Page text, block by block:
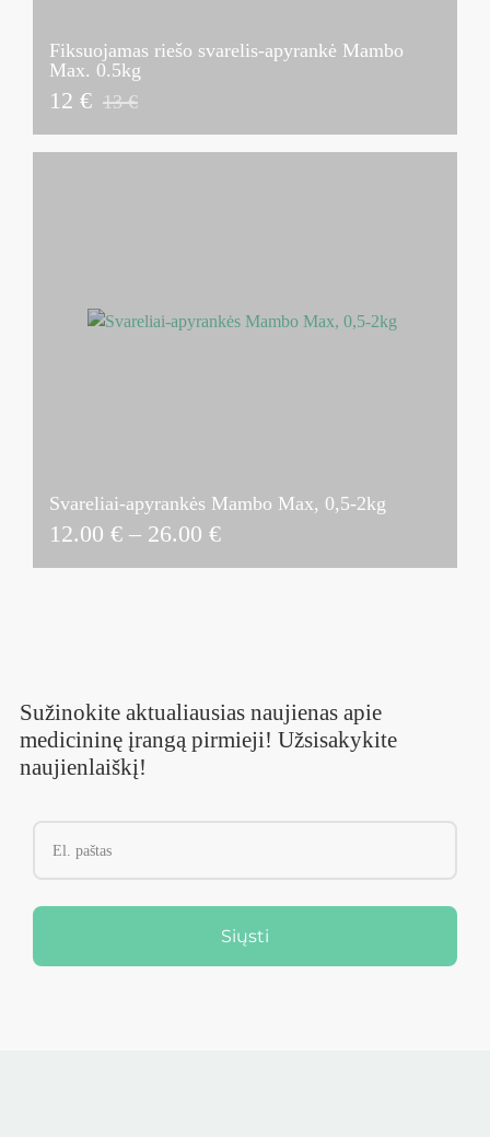
Fiksuojamas riešo svarelis-apyrankė Mambo
Max. 0.5kg
12 € 13 €
Svareliai-apyrankės Mambo Max, 0,5-2kg
12.00 € – 26.00 €Price
Sužinokite aktualiausias naujienas apie
medicininę įrangą pirmieji! Užsisakykite
naujienlaiškį!
Siųsti